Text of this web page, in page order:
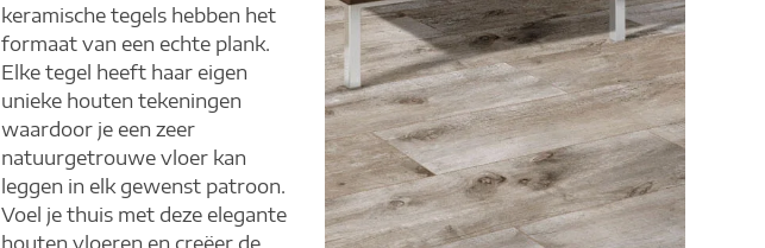
keramische tegels hebben het
formaat van een echte plank.
Elke tegel heeft haar eigen
unieke houten tekeningen
waardoor je een zeer
natuurgetrouwe vloer kan
leggen in elk gewenst patroon.
Voel je thuis met deze elegante
houten vloeren en creëer de